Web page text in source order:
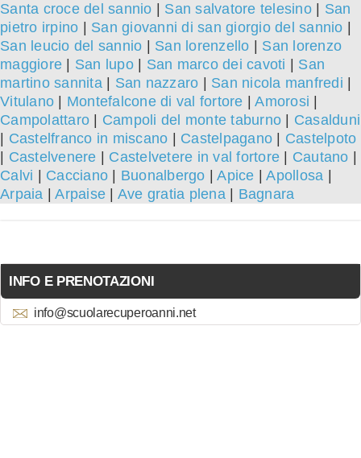
Santa croce del sannio
San salvatore telesino| San
pietro irpino
San giovanni di san giorgio del sannio
San leucio del sannio
San lorenzello
San lorenzo
maggiore
San lupo| San marco dei cavoti
San
martino sannita| San nazzaro San nicola manfredi
Vitulano
Montefalcone di val fortore |Amorosi
Campolattaro
Campoli del monte taburno
Casalduni
Castelfranco in miscano Castelpagano
Castelpoto
Castelvenere Castelvetere in val fortore Cautano
Calvi
Cacciano Buonalbergo |Apice |Apollosa
Arpaia |Arpaise Ave gratia plena| Bagnara
INFO E PRENOTAZIONI
info@scuolarecuperoanni.net